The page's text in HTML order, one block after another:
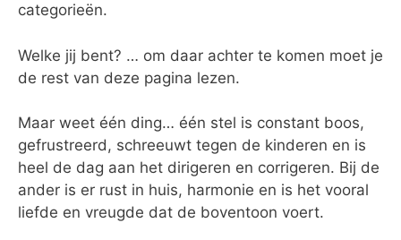
categorieën.
Welke jij bent? … om daar achter te komen moet je
de rest van deze pagina lezen.
Maar weet één ding… één stel is constant boos,
gefrustreerd, schreeuwt tegen de kinderen en is
heel de dag aan het dirigeren en corrigeren. Bij de
ander is er rust in huis, harmonie en is het vooral
liefde en vreugde dat de boventoon voert.